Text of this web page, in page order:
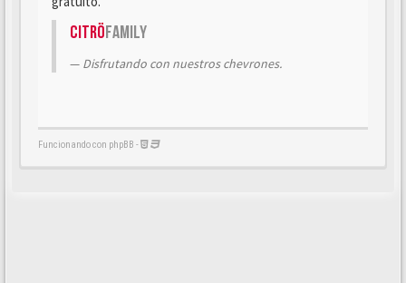
CitröFamily
Disfrutando con nuestros chevrones.
Funcionando con phpBB -